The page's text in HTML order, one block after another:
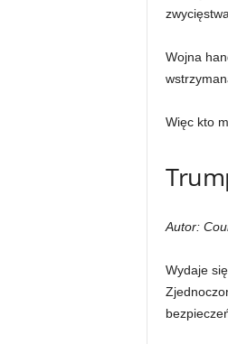
Wojna
Więc kto
Autor:
Wydaje